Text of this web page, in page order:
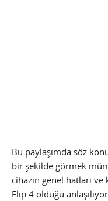
Bu paylaşımda söz
bir şekilde görmek
cihazın genel hatları ve
Flip 4 olduğu